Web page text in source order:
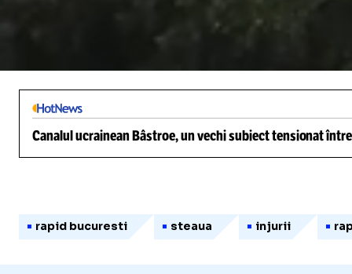
Canalul ucrainean Bâstroe, un vechi subiect tensionat
rapid bucuresti steaua injurii